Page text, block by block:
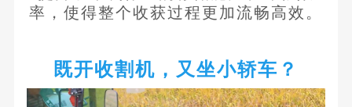
率，使得整个收获过程更加流畅高效。
既开收割机，又坐小轿车？